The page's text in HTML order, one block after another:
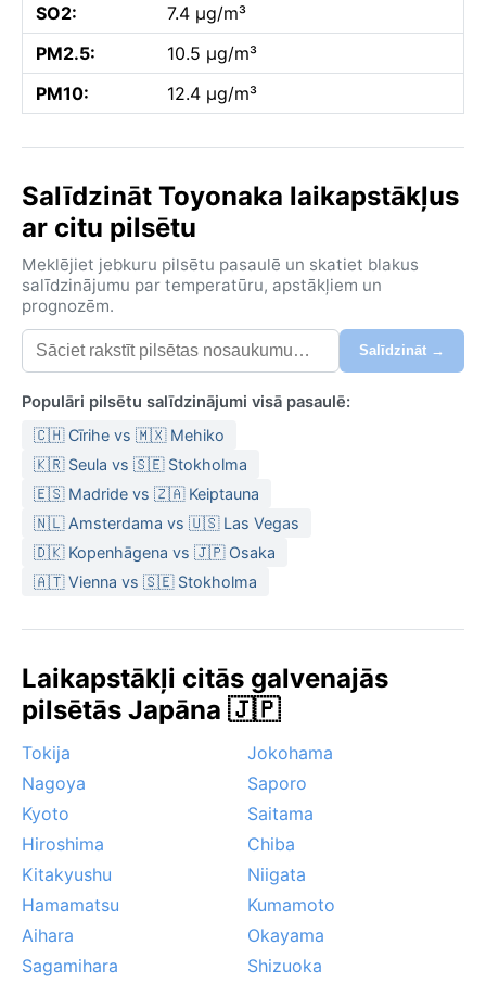
SO2:
7.4 µg/m³
PM2.5:
10.5 µg/m³
PM10:
12.4 µg/m³
Salīdzināt Toyonaka laikapstākļus
ar citu pilsētu
Meklējiet jebkuru pilsētu pasaulē un skatiet blakus
salīdzinājumu par temperatūru, apstākļiem un
prognozēm.
Salīdzināt →
Populāri pilsētu salīdzinājumi visā pasaulē:
🇨🇭 Cīrihe vs 🇲🇽 Mehiko
🇰🇷 Seula vs 🇸🇪 Stokholma
🇪🇸 Madride vs 🇿🇦 Keiptauna
🇳🇱 Amsterdama vs 🇺🇸 Las Vegas
🇩🇰 Kopenhāgena vs 🇯🇵 Osaka
🇦🇹 Vienna vs 🇸🇪 Stokholma
Laikapstākļi citās galvenajās
pilsētās Japāna 🇯🇵
Tokija
Jokohama
Nagoya
Saporo
Kyoto
Saitama
Hiroshima
Chiba
Kitakyushu
Niigata
Hamamatsu
Kumamoto
Aihara
Okayama
Sagamihara
Shizuoka